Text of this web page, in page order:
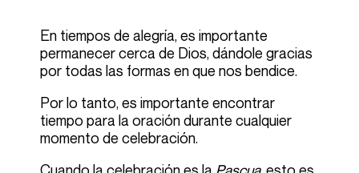
En tiempos de alegría, es importante
permanecer cerca de Dios, dándole gracias
por todas las formas en que nos bendice.
Por lo tanto, es importante encontrar
tiempo para la oración durante cualquier
momento de celebración.